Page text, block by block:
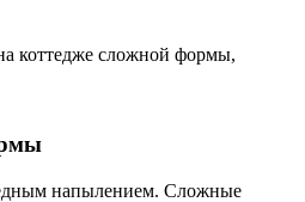
напылением. Сложные